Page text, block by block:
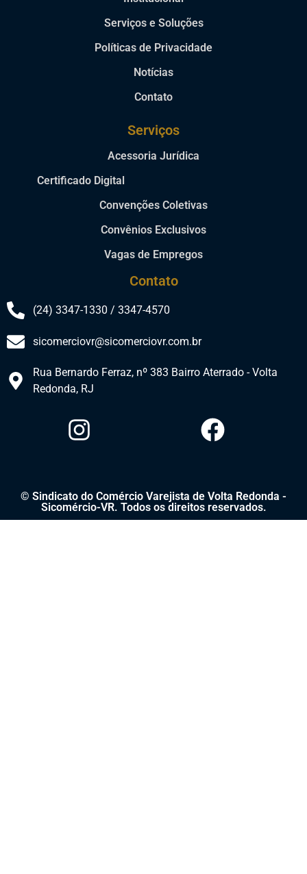
Serviços e Soluções
Políticas de Privacidade
Notícias
Contato
Serviços
Acessoria Jurídica
Certificado Digital
Convenções Coletivas
Convênios Exclusivos
Vagas de Empregos
Contato
(24) 3347-1330 / 3347-4570
sicomerciovr@sicomerciovr.com.br
Rua Bernardo Ferraz, nº 383 Bairro Aterrado - Volta
Redonda, RJ​
© Sindicato do Comércio Varejista de Volta Redonda -
Sicomércio-VR. Todos os direitos reservados.